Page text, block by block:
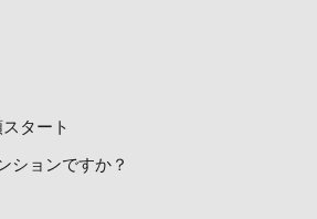
タート
ションですか？